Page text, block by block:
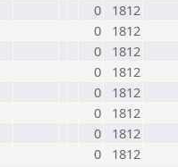
0
1812
0
1812
0
1812
0
1812
0
1812
0
1812
0
1812
0 1812